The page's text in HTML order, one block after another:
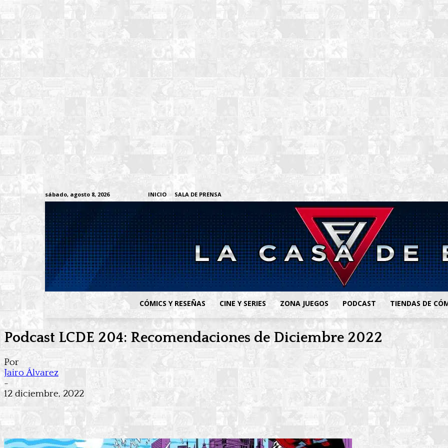
sábado, agosto 8, 2026 INICIO SALA DE PRENSA
CÓMICS Y RESEÑAS CINE Y SERIES ZONA JUEGOS PODCAST TIENDAS DE
Podcast LCDE 204: Recomendaciones de Diciembre 2022
Por
Jairo Álvarez
-
12 diciembre, 2022